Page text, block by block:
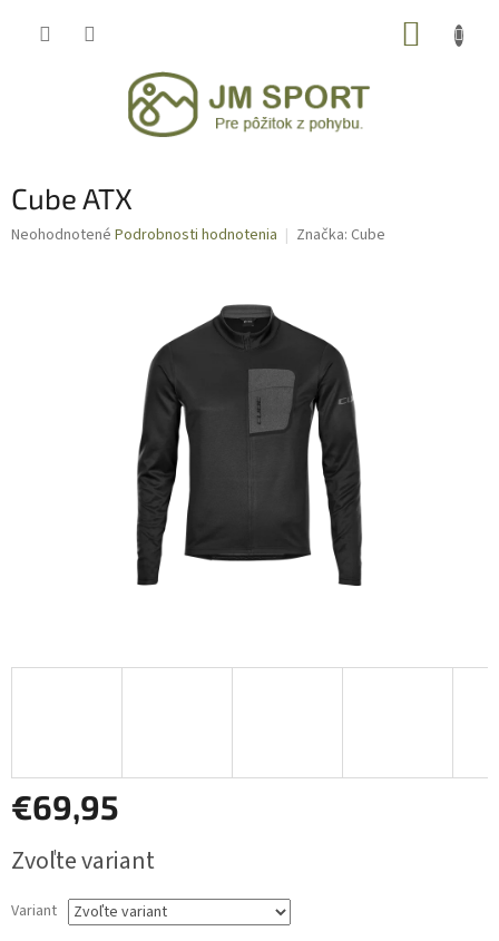
Cube ATX
Priemerné
Neohodnotené Podrobnosti hodnotenia Značka: Cube
€69,95
cena:
Zvoľte variant
Variant